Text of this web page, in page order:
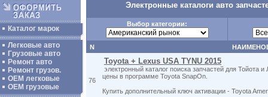
Каталог марок
Легковые авто
Грузовые авто
Ремонт авто
Ремонт грузов.
ОЕМ легковые
OEM грузовые
Электронные каталоги авто
Выбор категории:
N
76
Toyota + Lexus USA TYNU 2015
электронный каталог поиска запчастей для Тойота
цены в программе Toyota SnapOn.
Купить дополнительный ключ активации - Toyota